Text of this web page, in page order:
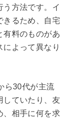
方法です。イ
きるため、自宅
有料のものがあ
よって異なり
ら30代が主流
していたり、友
、相手に何を求